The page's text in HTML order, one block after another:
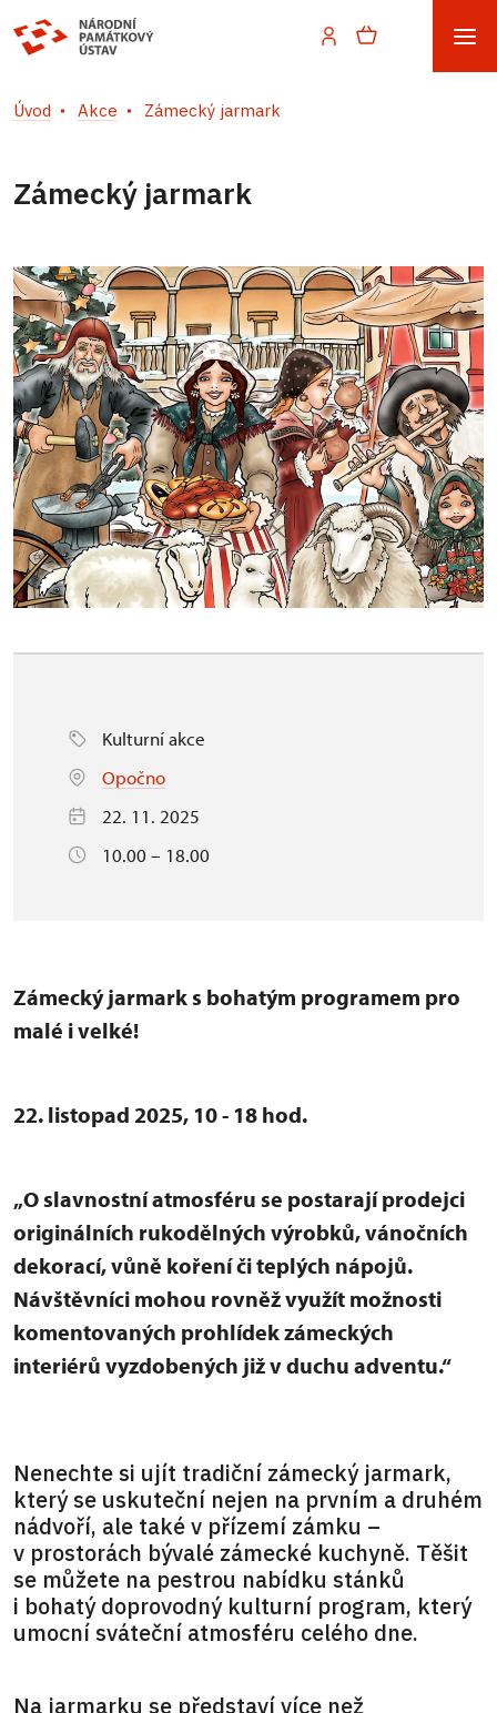
Úvod Akce Zámecký jarmark
Zámecký jarmark
Kulturní akce
Opočno
22. 11. 2025
10.00 – 18.00
Zámecký jarmark s bohatým programem pro
malé i velké!
22. listopad 2025, 10 - 18 hod.
„O slavnostní atmosféru se postarají prodejci
originálních rukodělných výrobků, vánočních
dekorací, vůně koření či teplých nápojů.
Návštěvníci mohou rovněž využít možnosti
komentovaných prohlídek zámeckých
interiérů vyzdobených již v duchu adventu.“
Nenechte si ujít tradiční zámecký jarmark,
který se uskuteční nejen na prvním a druhém
nádvoří, ale také v přízemí zámku –
v prostorách bývalé zámecké kuchyně. Těšit
se můžete na pestrou nabídku stánků
i bohatý doprovodný kulturní program, který
umocní sváteční atmosféru celého dne.
Na jarmarku se představí více než